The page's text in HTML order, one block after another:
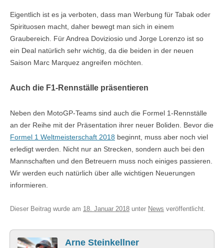
Eigentlich ist es ja verboten, dass man Werbung für Tabak oder
Spirituosen macht, daher bewegt man sich in einem
Graubereich. Für Andrea Doviziosio und Jorge Lorenzo ist so
ein Deal natürlich sehr wichtig, da die beiden in der neuen
Saison Marc Marquez angreifen möchten.
Auch die F1-Rennställe präsentieren
Neben den MotoGP-Teams sind auch die Formel 1-Rennställe
an der Reihe mit der Präsentation ihrer neuer Boliden. Bevor die
Formel 1 Weltmeisterschaft 2018 beginnt, muss aber noch viel
erledigt werden. Nicht nur an Strecken, sondern auch bei den
Mannschaften und den Betreuern muss noch einiges passieren.
Wir werden euch natürlich über alle wichtigen Neuerungen
informieren.
Dieser Beitrag wurde am 18. Januar 2018 unter News veröffentlicht.
Arne Steinkellner